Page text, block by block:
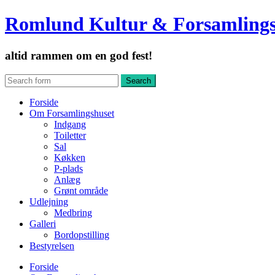
Romlund Kultur &
altid rammen om en god fest!
Forside
Om Forsamlingshuset
Indgang
Toiletter
Sal
Køkken
P-plads
Anlæg
Grønt område
Udlejning
Medbring
Galleri
Bordopstilling
Bestyrelsen
Forside